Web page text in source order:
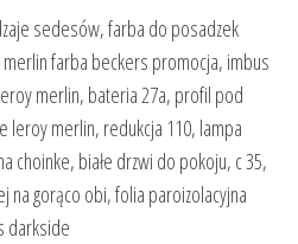
sedesów, farba do posadzek
farba beckers promocja, imbus
merlin, bateria 27a, profil pod
leroy merlin, redukcja 110, lampa
choinke, białe drzwi do pokoju, c 35,
na gorąco obi, folia paroizolacyjna
darkside